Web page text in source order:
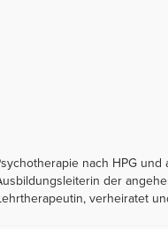
nach HPG und
der
verheiratet